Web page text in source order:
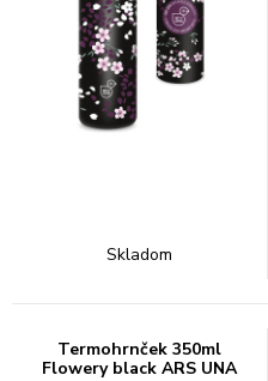
Skladom
Termohrnček 350ml
Flowery black ARS UNA